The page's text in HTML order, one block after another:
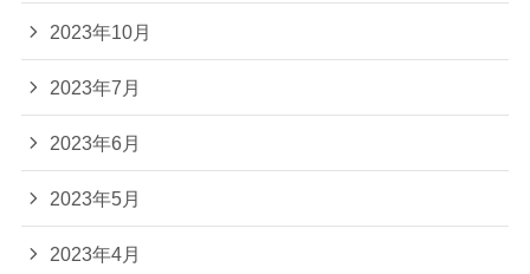
2023年10月
2023年7月
2023年6月
2023年5月
2023年4月